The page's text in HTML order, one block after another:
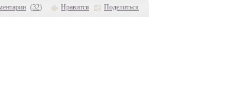
(32) Нравится Поделиться